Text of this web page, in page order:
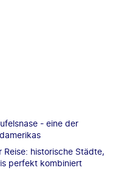
- eine der
Reise: historische Städte,
perfekt kombiniert